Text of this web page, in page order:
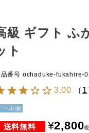
級 ギフト ふ
ト
番号 ochaduke-fukahire-
3.00 （ 1
ール便
¥2,800